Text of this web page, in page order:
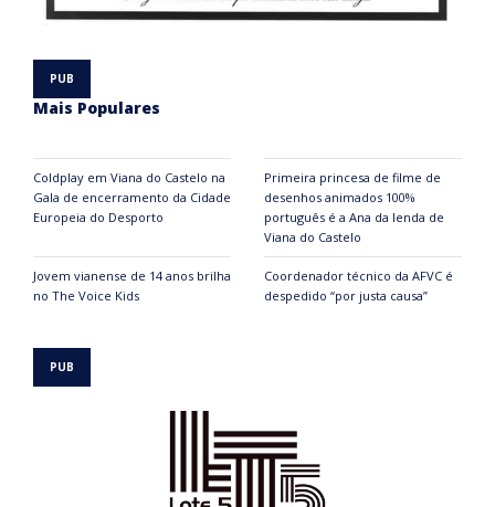
Mais Populares
Coldplay em Viana do Castelo na
Gala de encerramento da Cidade
Europeia do Desporto
Primeira princesa de filme de
desenhos animados 100%
português é a Ana da lenda de
Viana do Castelo
Jovem vianense de 14 anos brilha
no The Voice Kids
Coordenador técnico da AFVC é
despedido “por justa causa”